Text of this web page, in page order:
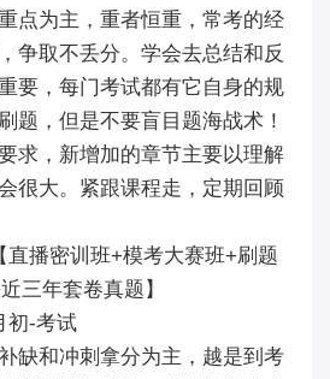
点为主，重者恒重，常考的经
争取不丢分。学会去总结和反
要，每门考试都有它自身的规
题，但是不要盲目题海战术！
求，新增加的章节主要以理解
很大。紧跟课程走，定期回顾
直播密训班+模考大赛班+刷题
三年套卷真题】
初-考试
缺和冲刺拿分为主，越是到考